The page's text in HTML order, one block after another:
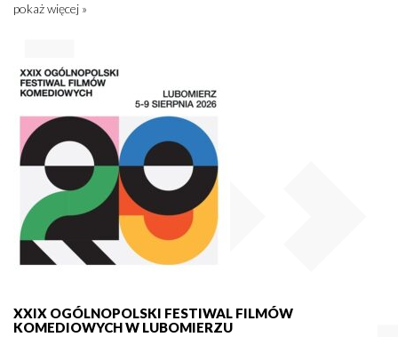
pokaż więcej »
XXIX OGÓLNOPOLSKI FESTIWAL FILMÓW
KOMEDIOWYCH W LUBOMIERZU